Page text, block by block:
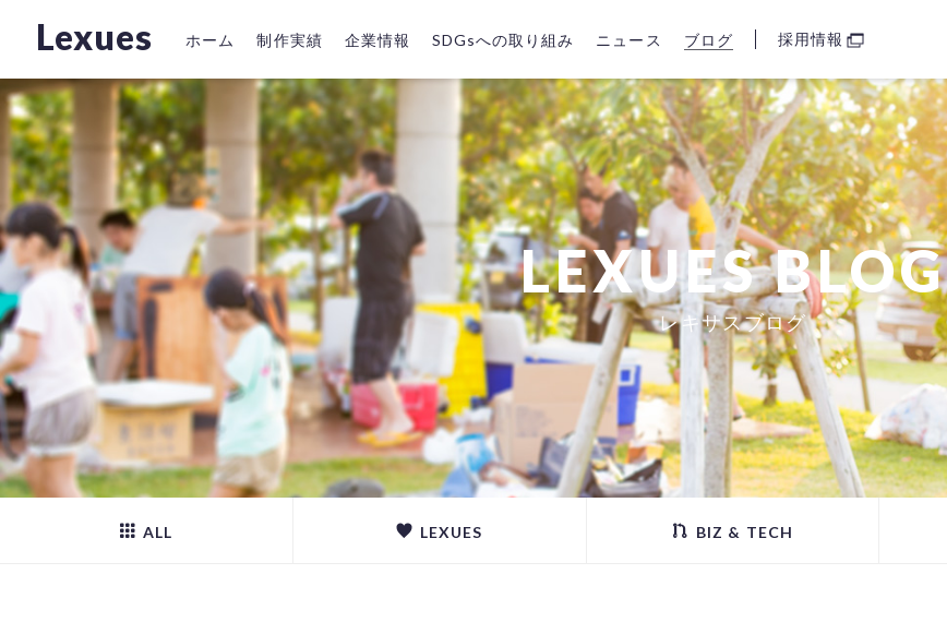
Lexues ホーム 制作実績 企業情報 SDGsへの取り組み ニュース ブログ 採用情報
LEXUES BLOG
レキサスブログ
ALL LEXUES BIZ & TECH